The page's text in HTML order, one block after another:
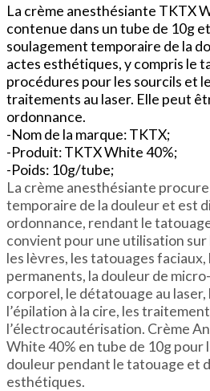
10g
La crème anesthésiante TKTX
contenue dans un tube de 10g
soulagement temporaire de la
actes esthétiques, y compris le
procédures pour les sourcils et
traitements au laser. Elle peut
ordonnance.
-Nom de la marque: TKTX;
-Produit: TKTX White 40%;
-Poids: 10g/tube;
La crème anesthésiante
temporaire de la douleur et est
ordonnance, rendant le
convient pour une utilisation sur
les lèvres, les tatouages
permanents, la douleur de
corporel, le détatouage au laser,
l’épilation à la cire, les
l’électrocautérisation. Crème
White 40% en tube de 10g pour
douleur pendant le tatouage et
esthétiques.